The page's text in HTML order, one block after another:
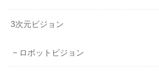
3次元ビジョン
ロボットビジョン